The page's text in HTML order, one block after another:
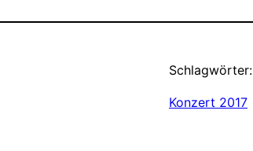
Schlagwörter:
Konzert 2017